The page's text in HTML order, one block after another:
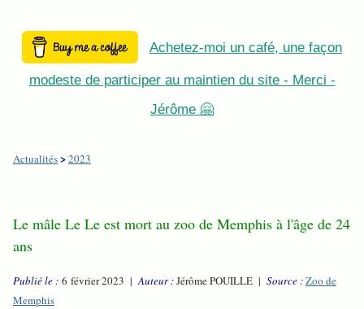
Achetez-moi un café, une façon
modeste de participer au maintien du site - Merci -
Jérôme 🤗
Actualités>2023
Le mâle Le Le est mort au zoo de Memphis à l'âge de 24
ans
Publié le : 6 février 2023 |Auteur :Jérôme POUILLE | Source :Zoo de
Memphis